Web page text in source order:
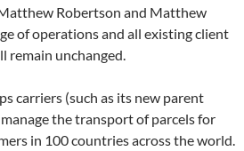
Robertson and Matthew
of operations and all existing client
remain unchanged.
carriers (such as its new parent
the transport of parcels for
in 100 countries across the world.